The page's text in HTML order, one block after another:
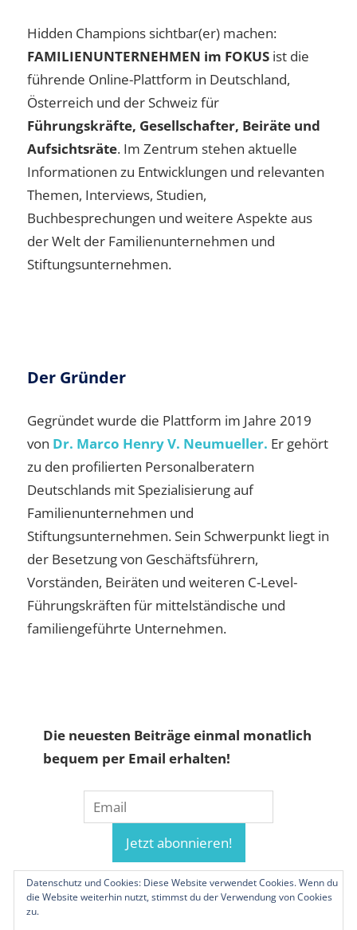
Hidden Champions sichtbar(er) machen:
FAMILIENUNTERNEHMEN im FOKUS ist die
führende Online-Plattform in Deutschland,
Österreich und der Schweiz für
Führungskräfte, Gesellschafter, Beiräte und
Aufsichtsräte. Im Zentrum stehen aktuelle
Informationen zu Entwicklungen und relevanten
Themen, Interviews, Studien,
Buchbesprechungen und weitere Aspekte aus
der Welt der Familienunternehmen und
Stiftungsunternehmen.
Der Gründer
Gegründet wurde die Plattform im Jahre 2019
von Dr. Marco Henry V. Neumueller. Er gehört
zu den profilierten Personalberatern
Deutschlands mit Spezialisierung auf
Familienunternehmen und
Stiftungsunternehmen. Sein Schwerpunkt liegt in
der Besetzung von Geschäftsführern,
Vorständen, Beiräten und weiteren C-Level-
Führungskräften für mittelständische und
familiengeführte Unternehmen.
Die neuesten Beiträge einmal monatlich
bequem per Email erhalten!
Datenschutz und Cookies: Diese Website verwendet Cookies. Wenn du
die Website weiterhin nutzt, stimmst du der Verwendung von Cookies
zu.